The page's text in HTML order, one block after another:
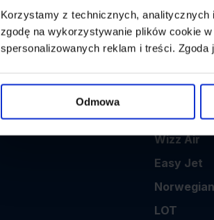
Korzystamy z technicznych,
zgodę na wykorzystywanie plików cookie
spersonalizowanych reklam i treści.
Odmowa
Ryanair
Wizz Air
Easy Jet
Norwegian
LOT